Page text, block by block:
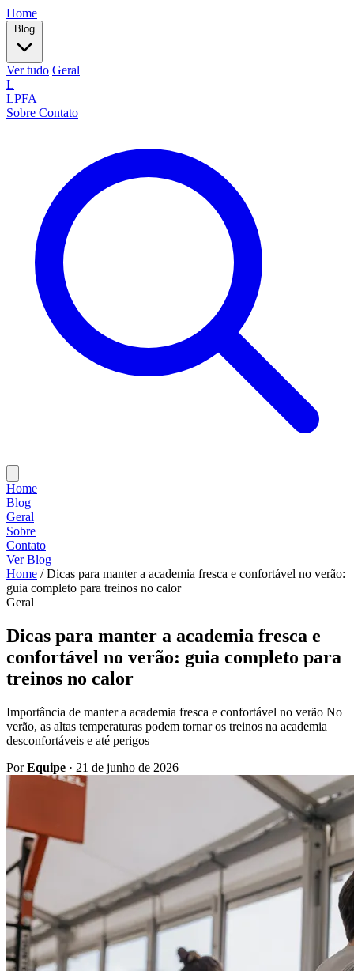
Home
Ver tudo Geral
L
LPFA
Sobre Contato
Home
Blog
Geral
Sobre
Contato
Ver Blog
Home / Dicas para manter a academia fresca e confortável no verão:
guia completo para treinos no calor
Geral
Dicas para manter a academia fresca e
confortável no verão: guia completo para
treinos no calor
Importância de manter a academia fresca e confortável no verão No
verão, as altas temperaturas podem tornar os treinos na academia
desconfortáveis e até perigos
PorEquipe · 21 de junho de 2026